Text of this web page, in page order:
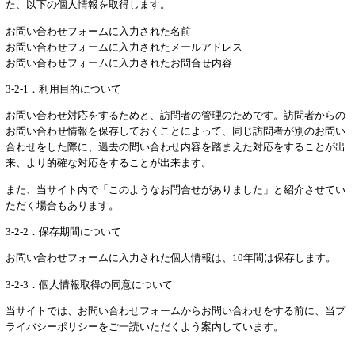
た、以下の個人情報を取得します。
お問い合わせフォームに入力された名前
お問い合わせフォームに入力されたメールアドレス
お問い合わせフォームに入力されたお問合せ内容
3-2-1．利用目的について
お問い合わせ対応をするためと、訪問者の管理のためです。訪問者からの
お問い合わせ情報を保存しておくことによって、同じ訪問者が別のお問い
合わせをした際に、過去の問い合わせ内容を踏まえた対応をすることが出
来、より的確な対応をすることが出来ます。
また、当サイト内で「このようなお問合せがありました」と紹介させてい
ただく場合もあります。
3-2-2．保存期間について
お問い合わせフォームに入力された個人情報は、10年間は保存します。
3-2-3．個人情報取得の同意について
当サイトでは、お問い合わせフォームからお問い合わせをする前に、当プ
ライバシーポリシーをご一読いただくよう案内しています。